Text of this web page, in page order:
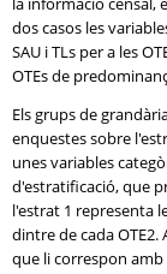
dos casos les
SAU i TLs per a les
OTEs de
Els grups de
enquestes sobre
unes variables
d'estratificació, que
l'estrat 1 representa
dintre de cada OTE2.
que li correspon